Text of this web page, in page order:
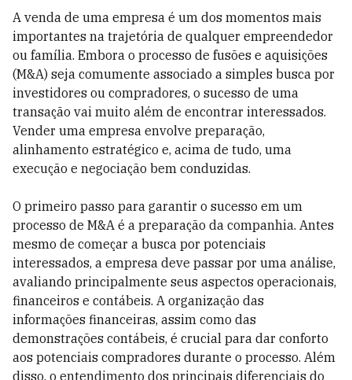
A venda de uma empresa é um dos momentos mais
importantes na trajetória de qualquer empreendedor
ou família. Embora o processo de fusões e aquisições
(M&A) seja comumente associado a simples busca por
investidores ou compradores, o sucesso de uma
transação vai muito além de encontrar interessados.
Vender uma empresa envolve preparação,
alinhamento estratégico e, acima de tudo, uma
execução e negociação bem conduzidas.
O primeiro passo para garantir o sucesso em um
processo de M&A é a preparação da companhia. Antes
mesmo de começar a busca por potenciais
interessados, a empresa deve passar por uma análise,
avaliando principalmente seus aspectos operacionais,
financeiros e contábeis. A organização das
informações financeiras, assim como das
demonstrações contábeis, é crucial para dar conforto
aos potenciais compradores durante o processo. Além
disso, o entendimento dos principais diferenciais do